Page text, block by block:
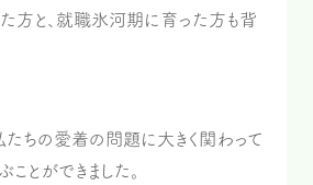
方と、就職氷河期に育った方も背
たちの愛着の問題に大きく関わって
ことができました。